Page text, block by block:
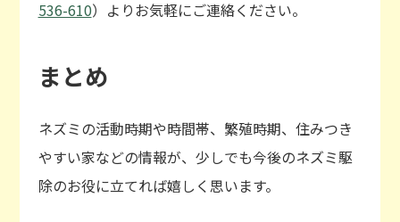
536-610）よりお気軽にご連絡ください。
まとめ
ネズミの活動時期や時間帯、繁殖時期、住みつき
やすい家などの情報が、少しでも今後のネズミ駆
除のお役に立てれば嬉しく思います。